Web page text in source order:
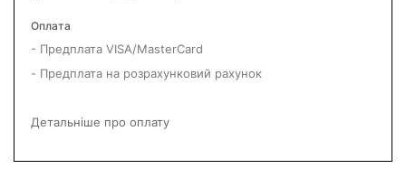
Оплата
- Предплата VISA/MasterCard
- Предплата на розрахунковий рахунок
Детальніше про оплату